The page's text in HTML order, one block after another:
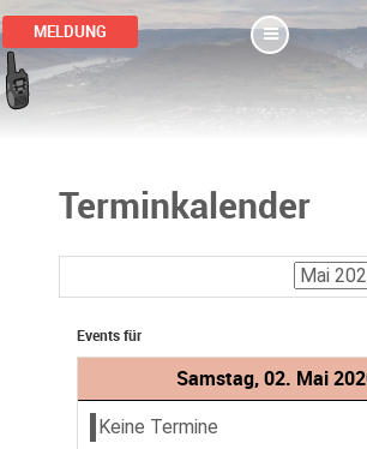
MELDUNG
Terminkalender
Events für
Samstag, 02. Mai
Keine Termine